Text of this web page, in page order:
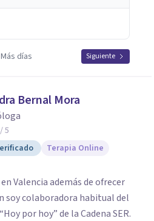
Más días Siguiente
Bernal Mora
/ 5
Terapia Online
Valencia además de ofrecer
soy colaboradora habitual del
por hoy” de la Cadena SER.